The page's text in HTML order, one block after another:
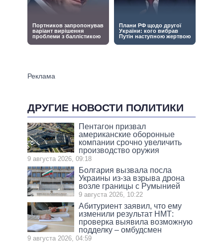
ДРУГИЕ НОВОСТИ ПОЛИТИКИ
Пентагон призвал
американские оборонные
компании срочно увеличить
производство оружия
9 августа 2026, 09:18
Болгария вызвала посла
Украины из-за взрыва дрона
возле границы с Румынией
9 августа 2026, 10:22
Абитуриент заявил, что ему
изменили результат НМТ:
проверка выявила возможную
подделку – омбудсмен
9 августа 2026, 04:59